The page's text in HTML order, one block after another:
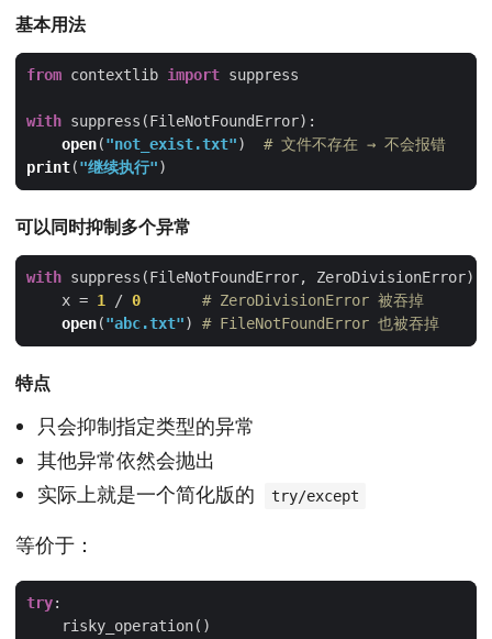
基本用法
from contextlib import
with
open("not_exist.txt") # 文件不存在 → 不会报错
print("继续执行"
可以同时抑制多个异常
with
    x =
1 / 0
# ZeroDivisionError 被吞掉
open("abc.txt") # FileNotFoundError 也被吞掉
特点
只会抑制指定类型的异常
其他异常依然会抛出
实际上就是一个简化版的
try/except
等价于：
try